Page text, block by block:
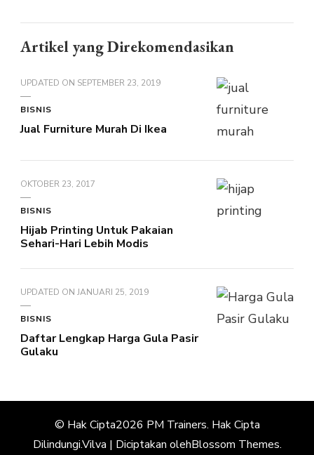
Artikel yang Direkomendasikan
UPDATED ON SEPTEMBER 23, 2019
BISNIS
Jual Furniture Murah Di Ikea
OKTOBER 23, 2017
BISNIS
Hijab Printing Untuk Pakaian
Sehari-Hari Lebih Modis
UPDATED ON JANUARI 25, 2019
BISNIS
Daftar Lengkap Harga Gula Pasir
Gulaku
© Hak Cipta2026 PM Trainers. Hak Cipta
Dilindungi.Vilva | Diciptakan olehBlossom Themes.